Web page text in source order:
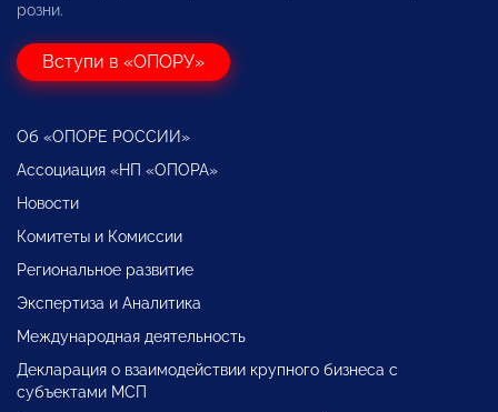
розни.
Вступи в «ОПОРУ»
Об «ОПОРЕ РОССИИ»
Ассоциация «НП «ОПОРА»
Новости
Комитеты и Комиссии
Региональное развитие
Экспертиза и Аналитика
Международная деятельность
Декларация о взаимодействии крупного бизнеса с
субъектами МСП